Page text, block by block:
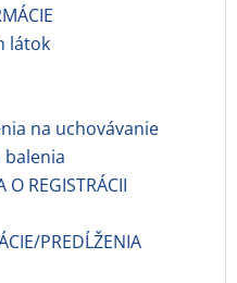
látok
na uchovávanie
REGISTRÁCII
PREDĹŽENIA